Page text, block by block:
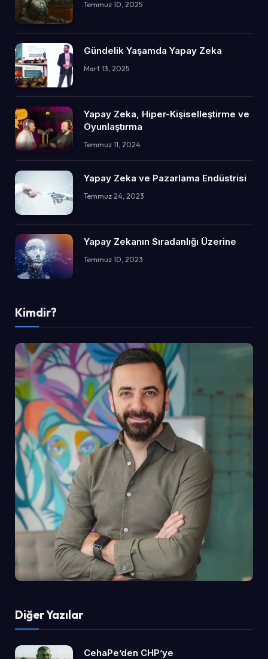
Temmuz 10, 2025
Gündelik Yaşamda Yapay Zeka
Mart 13, 2025
Yapay Zeka, Hiper-Kişiselleştirme ve
Oyunlaştırma
Temmuz 11, 2024
Yapay Zeka ve Pazarlama Endüstrisi
Temmuz 24, 2023
Yapay Zekanın Sıradanlığı Üzerine
Temmuz 10, 2023
Kimdir?
Diğer Yazılar
CehaPe’den CHP’ye